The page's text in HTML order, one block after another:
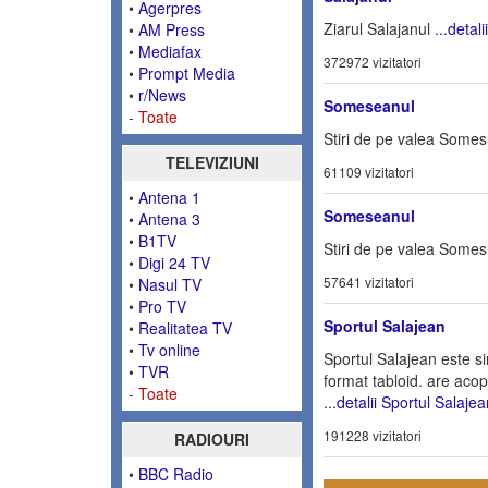
• Agerpres
• AM Press
• Mediafax
• Prompt Media
• r/News
- Toate
TELEVIZIUNI
• Antena 1
• Antena 3
• B1TV
• Digi 24 TV
• Nasul TV
• Pro TV
• Realitatea TV
• Tv online
• TVR
- Toate
RADIOURI
• BBC Radio
Ziarul Salajanul
372972 vizitatori
Someseanul
Stiri de pe valea
61109 vizitatori
Someseanul
Stiri de pe valea
57641 vizitatori
Sportul Salajean
Sportul Salajean este
format tabloid. are
...detalii Sportul
191228 vizitatori